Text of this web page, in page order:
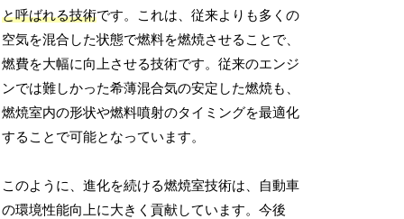
と呼ばれる技術です。これは、従来よりも多くの
空気を混合した状態で燃料を燃焼させることで、
燃費を大幅に向上させる技術です。従来のエンジ
ンでは難しかった希薄混合気の安定した燃焼も、
燃焼室内の形状や燃料噴射のタイミングを最適化
することで可能となっています。
このように、進化を続ける燃焼室技術は、自動車
の環境性能向上に大きく貢献しています。今後